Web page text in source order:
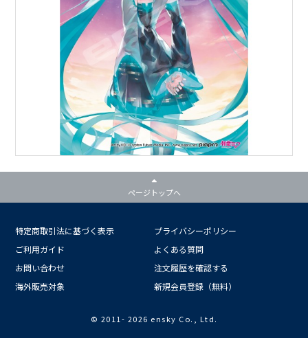
ページトップへ
特定商取引法に基づく表示
プライバシーポリシー
ご利用ガイド
よくある質問
お問い合わせ
注文履歴を確認する
海外販売対象
新規会員登録（無料）
© 2011- 2026 ensky Co., Ltd.